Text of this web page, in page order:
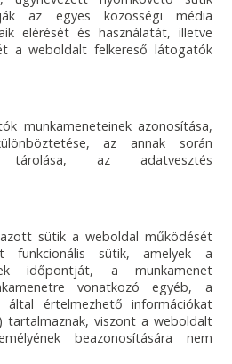
az egyes közösségi média
elérését és használatát, illetve
a weboldalt felkereső látogatók
munkameneteinek azonosítása,
az annak során
az adatvesztés
sütik a weboldal működését
funkcionális sütik, amelyek a
időpontját, a munkamenet
vonatkozó egyéb, a
által értelmezhető információkat
tartalmaznak, viszont a weboldalt
beazonosítására nem